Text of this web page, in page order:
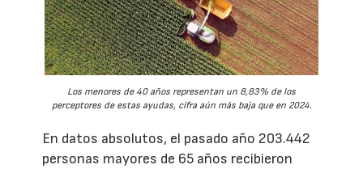
Los menores de 40 años representan un 8,83% de los
perceptores de estas ayudas, cifra aún más baja que en 2024.
En datos absolutos, el pasado año 203.442
personas mayores de 65 años recibieron